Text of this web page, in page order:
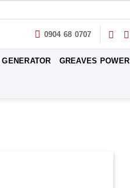
0904 68 0707
GREAVES POWER